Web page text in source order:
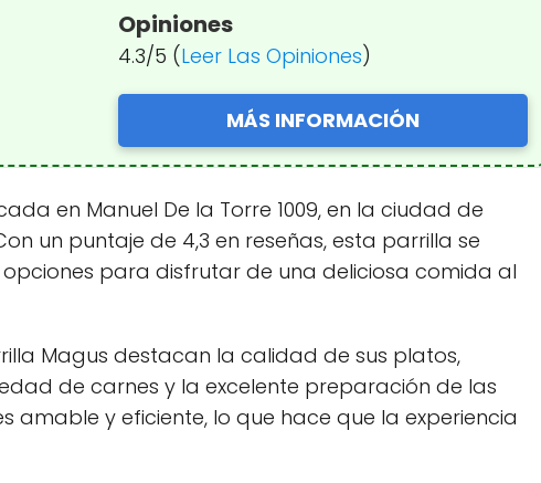
Opiniones
4.3/5 (Leer Las Opiniones)
MÁS INFORMACIÓN
en Manuel De la Torre 1009, en la ciudad de
un puntaje de 4,3 en reseñas, esta parrilla se
para disfrutar de una deliciosa comida al
Magus destacan la calidad de sus platos,
de carnes y la excelente preparación de las
amable y eficiente, lo que hace que la experiencia